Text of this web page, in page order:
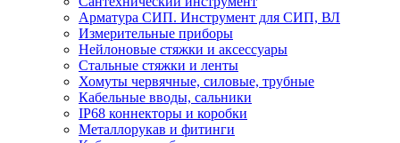
Арматура СИП. Инструмент для СИП, ВЛ
Измерительные приборы
Нейлоновые стяжки и аксессуары
Стальные стяжки и ленты
Хомуты червячные, силовые, трубные
Кабельные вводы, сальники
IP68 коннекторы и коробки
Металлорукав и фитинги